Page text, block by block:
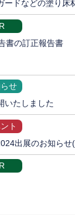
ードなどの塗り床
書の訂正報告書
せ
いたしました
ト
出展のお知らせ